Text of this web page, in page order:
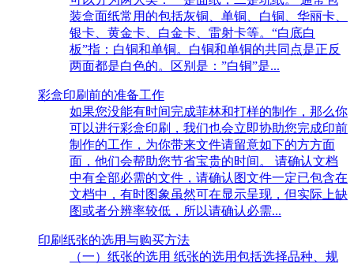
装盒面纸常用的包括灰铜、单铜、白铜、华丽卡、
银卡、黄金卡、白金卡、雷射卡等。“白底白
板”指：白铜和单铜。白铜和单铜的共同点是正反
两面都是白色的。区别是：”白铜”是...
彩盒印刷前的准备工作
如果您没能有时间完成菲林和打样的制作，那么你
可以进行彩盒印刷，我们也会立即协助您完成印前
制作的工作，为你带来文件请留意如下的方方面
面，他们会帮助您节省宝贵的时间。 请确认文档
中有全部必需的文件，请确认图文件一定已包含在
文档中，有时图象虽然可在显示呈现，但实际上缺
图或者分辨率较低，所以请确认必需...
印刷纸张的选用与购买方法
（一）纸张的选用 纸张的选用包括选择品种、规